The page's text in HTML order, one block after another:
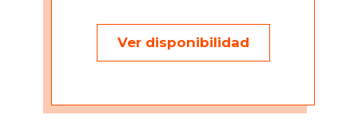
Ver disponibilidad